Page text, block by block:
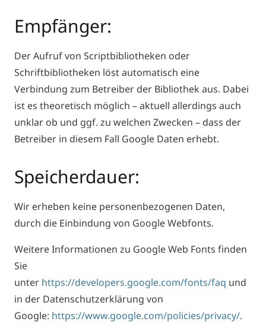
Empfänger:
Der Aufruf von Scriptbibliotheken oder
Schriftbibliotheken löst automatisch eine
Verbindung zum Betreiber der Bibliothek aus. Dabei
ist es theoretisch möglich – aktuell allerdings auch
unklar ob und ggf. zu welchen Zwecken – dass der
Betreiber in diesem Fall Google Daten erhebt.
Speicherdauer:
Wir erheben keine personenbezogenen Daten,
durch die Einbindung von Google Webfonts.
Weitere Informationen zu Google Web Fonts finden
Sie
unter https://developers.google.com/fonts/faq und
in der Datenschutzerklärung von
Google: https://www.google.com/policies/privacy/.